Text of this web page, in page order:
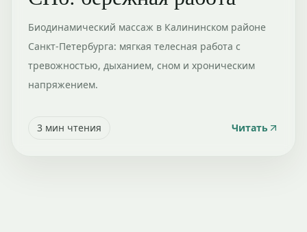
Биодинамический массаж в Калининском районе
Санкт-Петербурга: мягкая телесная работа с
тревожностью, дыханием, сном и хроническим
напряжением.
3 мин чтения Читать